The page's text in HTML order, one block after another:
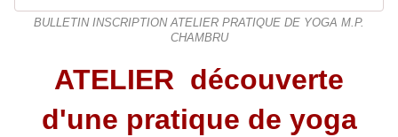
BULLETIN INSCRIPTION ATELIER PRATIQUE DE YOGA M.P.
CHAMBRU
ATELIER découverte
d'une pratique de yoga